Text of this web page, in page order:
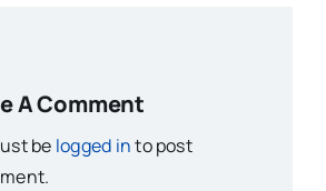
A Comment
be logged into post